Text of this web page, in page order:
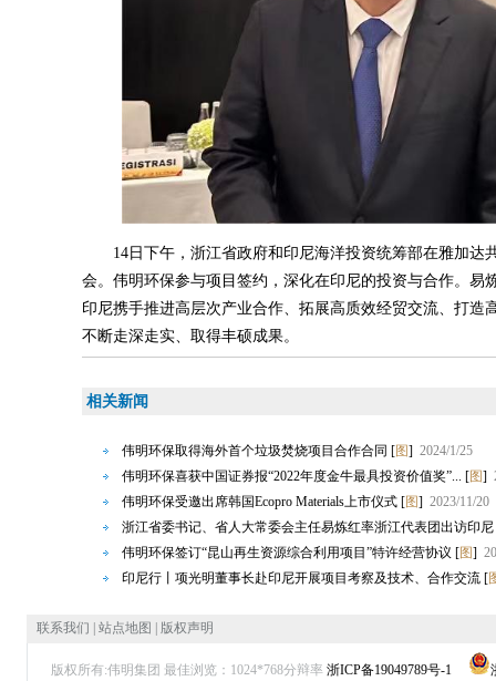
14日下午，浙江省政府和印尼海洋投资统筹部在雅加达
会。伟明环保参与项目签约，深化在印尼的投资与合作。
印尼携手推进高层次产业合作、拓展高质效经贸交流、打
不断走深走实、取得丰硕成果。
相关新闻
伟明环保取得海外首个垃圾焚烧项目合作合同 [图] 2024/1/25
伟明环保喜获中国证券报“2022年度金牛最具投资价值奖”... [图]
伟明环保受邀出席韩国Ecopro Materials上市仪式[图] 2023/11/20
浙江省委书记、省人大常委会主任易炼红率浙江代表团出访印尼
伟明环保签订“昆山再生资源综合利用项目”特许经营协议 [图]
印尼行丨项光明董事长赴印尼开展项目考察及技术、合作交流[
联系我们 站点地图 版权声明
版权所有:伟明集团 最佳浏览：1024*768分辩率 浙ICP备19049789号-1